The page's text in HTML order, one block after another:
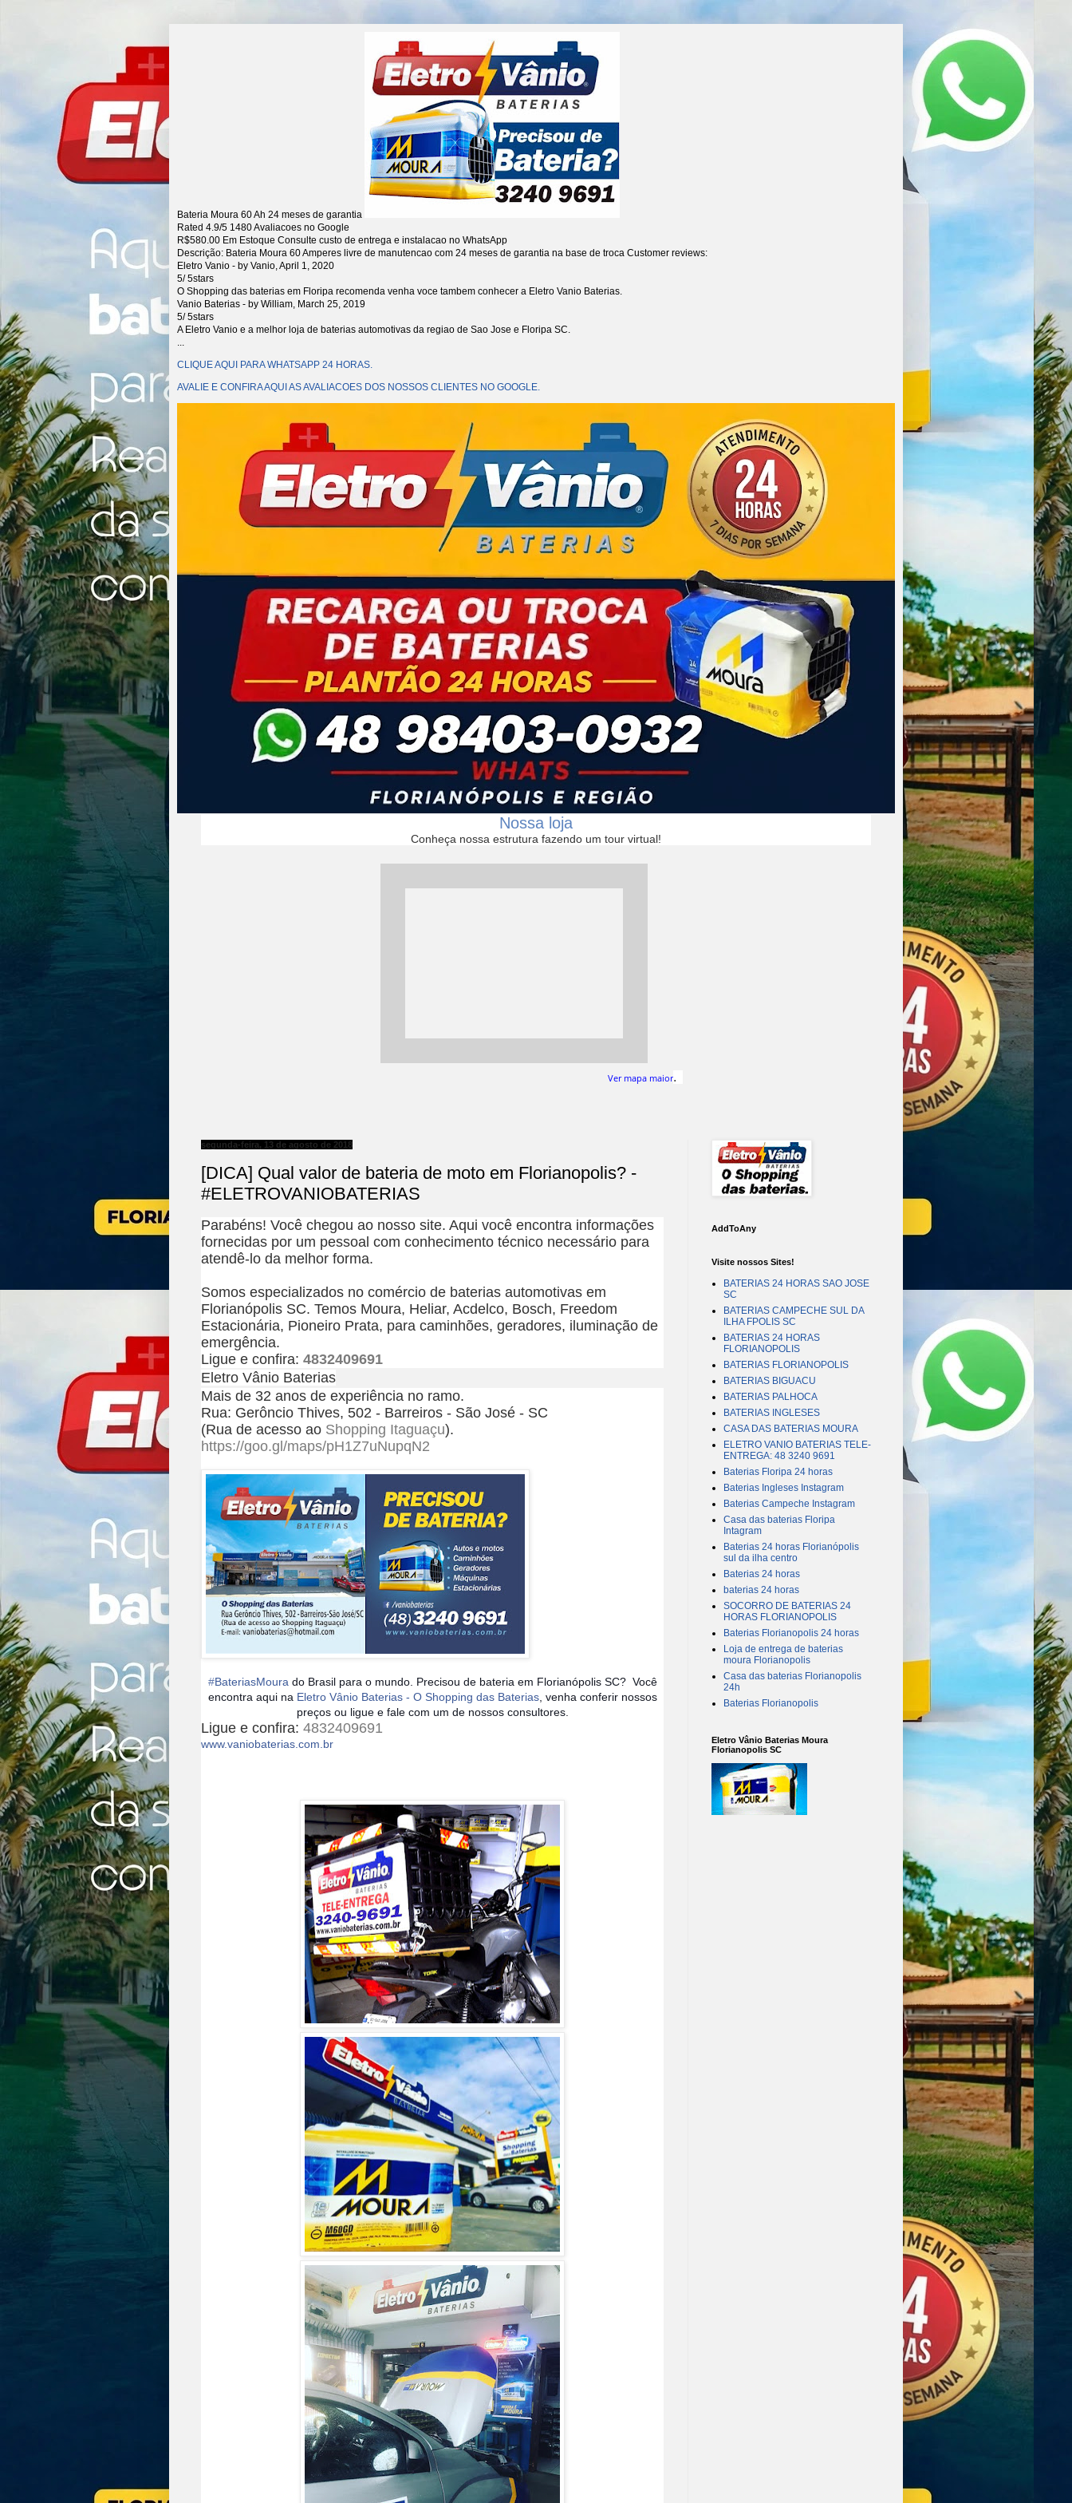
Bateria Moura 60 Ah 24 meses de garantia
Rated 4.9/5 1480Avaliacoes no Google
R$580.00 Em Estoque Consulte custo de entrega e instalacao no WhatsApp
Descrição: Bateria Moura 60 Amperes livre de manutencao com 24 meses de garantia na base de troca Customer reviews:
Eletro Vanio - by Vanio,April 1, 2020
5/5stars
O Shopping das baterias em Floripa recomenda venha voce tambem conhecer a Eletro Vanio Baterias.
Vanio Baterias - by William, March 25, 2019
5/5stars
A Eletro Vanio e a melhor loja de baterias automotivas da regiao de Sao Jose e Floripa SC.
...
CLIQUE AQUI PARA WHATSAPP 24 HORAS.
AVALIE E CONFIRA AQUI AS AVALIACOES DOS NOSSOS CLIENTES NO GOOGLE.
Nossa loja
Conheça nossa estrutura fazendo um tour virtual!
Ver mapa maior.
segunda-feira, 13 de agosto de 2018
[DICA] Qual valor de bateria de moto em Florianopolis? -
#ELETROVANIOBATERIAS
Parabéns! Você chegou ao nosso site. Aqui você encontra informações
fornecidas por um pessoal com conhecimento técnico necessário para
atendê-lo da melhor forma.
Somos especializados no comércio de baterias automotivas em
Florianópolis SC. Temos Moura, Heliar, Acdelco, Bosch, Freedom
Estacionária, Pioneiro Prata, para caminhões, geradores, iluminação de
emergência.
Ligue e confira: 4832409691
Eletro Vânio Baterias
Mais de 32 anos de experiência no ramo.
Rua: Gerôncio Thives, 502 - Barreiros - São José - SC
(Rua de acesso ao Shopping Itaguaçu).
https://goo.gl/maps/pH1Z7uNupqN2
‪#‎BateriasMoura‬ do Brasil para o mundo. Precisou de bateria em Florianópolis SC? Você
encontra aqui na Eletro Vânio Baterias - O Shopping das Baterias, venha conferir nossos
preços ou ligue e fale com um de nossos consultores.
Ligue e confira: 4832409691
www.vaniobaterias.com.br
AddToAny
Visite nossos Sites!
BATERIAS 24 HORAS SAO JOSE
SC
BATERIAS CAMPECHE SUL DA
ILHA FPOLIS SC
BATERIAS 24 HORAS
FLORIANOPOLIS
BATERIAS FLORIANOPOLIS
BATERIAS BIGUACU
BATERIAS PALHOCA
BATERIAS INGLESES
CASA DAS BATERIAS MOURA
ELETRO VANIO BATERIAS TELE-
ENTREGA: 48 3240 9691
Baterias Floripa 24 horas
Baterias Ingleses Instagram
Baterias Campeche Instagram
Casa das baterias Floripa
Intagram
Baterias 24 horas Florianópolis
sul da ilha centro
Baterias 24 horas
baterias 24 horas
SOCORRO DE BATERIAS 24
HORAS FLORIANOPOLIS
Baterias Florianopolis 24 horas
Loja de entrega de baterias
moura Florianopolis
Casa das baterias Florianopolis
24h
Baterias Florianopolis
Eletro Vânio Baterias Moura
Florianopolis SC